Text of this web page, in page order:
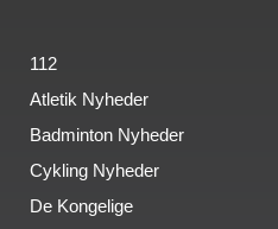
112
Atletik Nyheder
Badminton Nyheder
Cykling Nyheder
De Kongelige